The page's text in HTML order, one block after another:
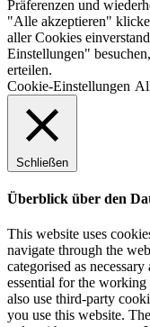
Präferenzen und
"Alle akzeptieren"
aller Cookies
Einstellungen"
erteilen.
Cookie-Einstellungen
Schließen
Überblick über den
This website uses
navigate through the
categorised as
essential for the
also use third-party
you use this website.